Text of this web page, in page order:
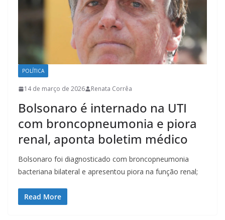
POLÍTICA
14 de março de 2026 Renata Corrêa
Bolsonaro é internado na UTI
com broncopneumonia e piora
renal, aponta boletim médico
Bolsonaro foi diagnosticado com broncopneumonia
bacteriana bilateral e apresentou piora na função renal;
Read More